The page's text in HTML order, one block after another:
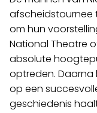
afscheidstournee
om hun
National Theatre
absolute
optreden. Daarna
op een
geschiedenis